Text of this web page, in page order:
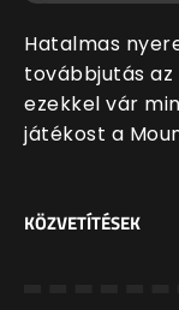
Hatalmas
továbbjutás az
ezekkel vár
játékost a
KÖZVETÍTÉSEK